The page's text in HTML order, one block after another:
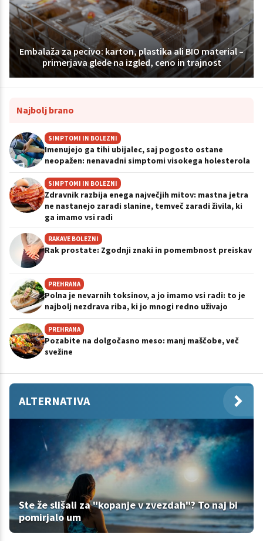
Embalaža za pecivo: karton, plastika ali BIO material –
primerjava glede na izgled, ceno in trajnost
Najbolj brano
SIMPTOMI IN BOLEZNI
Imenujejo ga tihi ubijalec, saj pogosto ostane
neopažen: nenavadni simptomi visokega holesterola
SIMPTOMI IN BOLEZNI
Zdravnik razbija enega največjih mitov: mastna jetra
ne nastanejo zaradi slanine, temveč zaradi živila, ki
ga imamo vsi radi
RAKAVE BOLEZNI
Rak prostate: Zgodnji znaki in pomembnost preiskav
PREHRANA
Polna je nevarnih toksinov, a jo imamo vsi radi: to je
najbolj nezdrava riba, ki jo mnogi redno uživajo
PREHRANA
Pozabite na dolgočasno meso: manj maščobe, več
svežine
ALTERNATIVA
Ste že slišali za "kopanje v zvezdah"? To naj bi
pomirjalo um